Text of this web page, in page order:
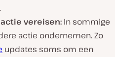
vereisen: In sommige
actie ondernemen. Zo
updates soms om een